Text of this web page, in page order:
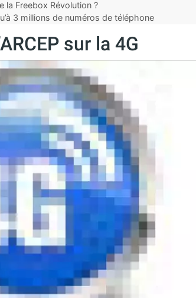
la Freebox Révolution ?
3 millions de numéros de téléphone
sur la 4G